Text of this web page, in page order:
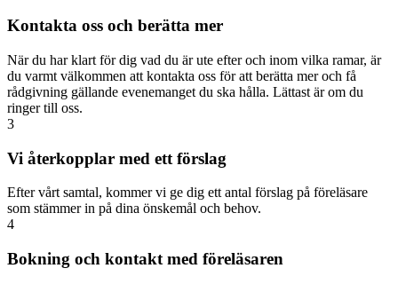
Kontakta oss och berätta mer
När du har klart för dig vad du är ute efter och inom vilka ramar, är
du varmt välkommen att kontakta oss för att berätta mer och få
rådgivning gällande evenemanget du ska hålla. Lättast är om du
ringer till oss.
3
Vi återkopplar med ett förslag
Efter vårt samtal, kommer vi ge dig ett antal förslag på föreläsare
som stämmer in på dina önskemål och behov.
4
Bokning och kontakt med föreläsaren